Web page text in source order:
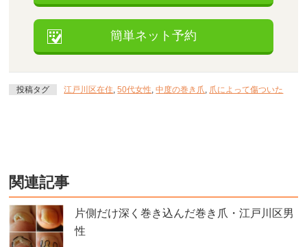
簡単ネット予約
投稿タグ 江戸川区在住 ,50代女性 ,中度の巻き爪 爪によって傷ついた
関連記事
片側だけ深く巻き込んだ巻き爪・江戸川区男
性